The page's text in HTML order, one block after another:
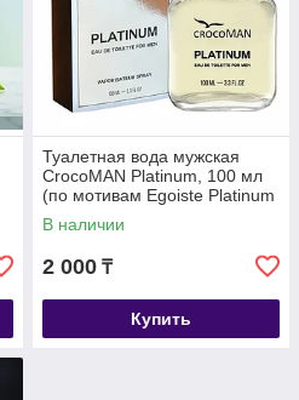
Туалетная вода мужская
CrocoMAN Platinum, 100 мл
(по мотивам Egoiste Platinum
(Chanel)
В наличии
2 000 ₸
Купить